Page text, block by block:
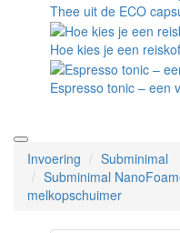
Thee uit de ECO
Hoe kies je een
Espresso tonic – een
Invoering
Subminimal
Subminimal
melkopschuimer